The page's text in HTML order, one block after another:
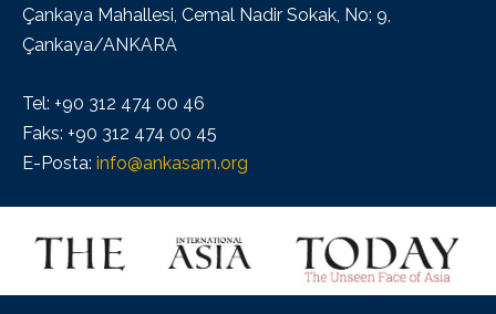
Çankaya Mahallesi, Cemal Nadir Sokak, No: 9,
Çankaya/ANKARA
Tel: +90 312 474 00 46
Faks: +90 312 474 00 45
E-Posta: info@ankasam.org